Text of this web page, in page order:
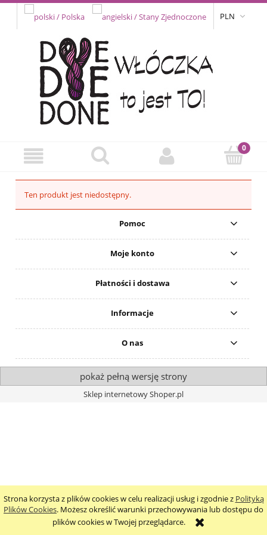
Strona korzysta z plików cookies w celu realizacji usług i zgodnie z Polityką
Plików Cookies. Możesz określić warunki przechowywania lub dostępu do
plików cookies w Twojej przeglądarce.
PLN
Ten produkt jest niedostępny.
Pomoc
Moje konto
Płatności i dostawa
Informacje
O nas
pokaż pełną wersję strony
Sklep internetowy Shoper.pl